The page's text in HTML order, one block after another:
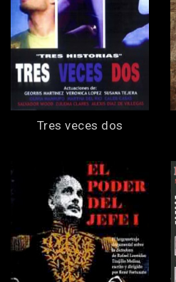
Tres veces dos